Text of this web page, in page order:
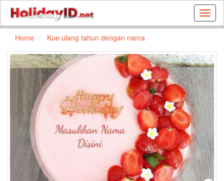
Buat
kartu
dan
kartu
gratis
Home Kue ulang tahun dengan nama